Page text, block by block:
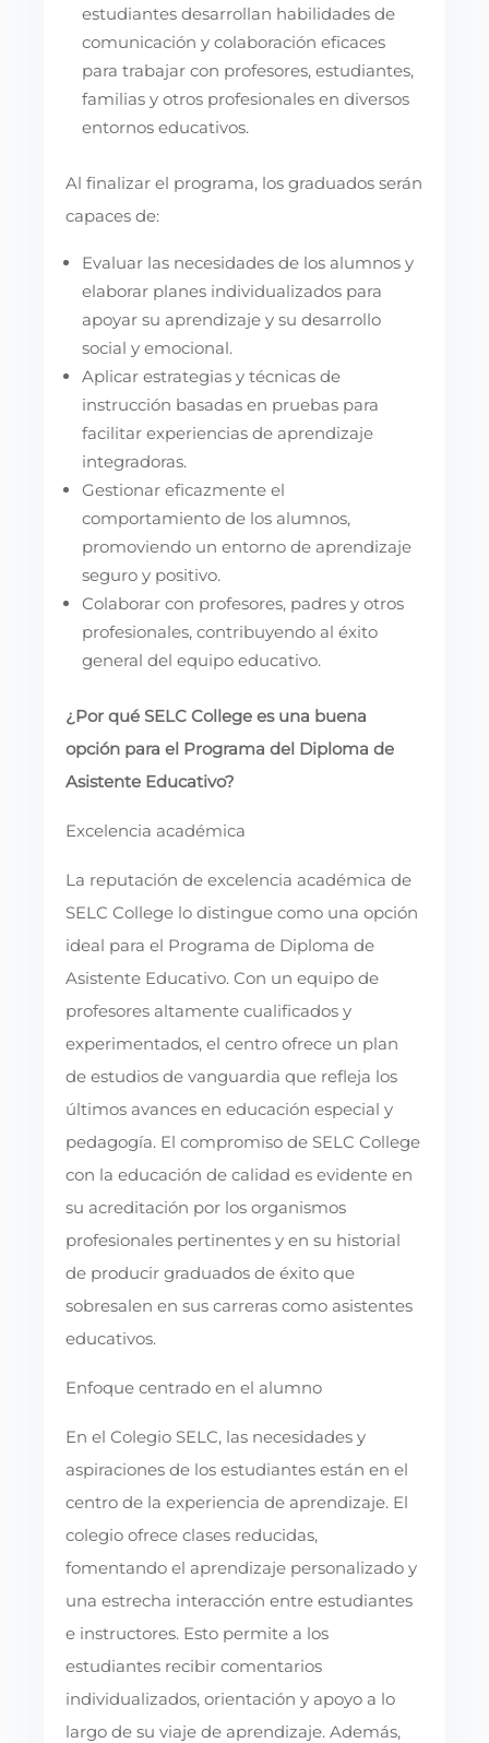
estudiantes desarrollan habilidades de
comunicación y colaboración eficaces
para trabajar con profesores, estudiantes,
familias y otros profesionales en diversos
entornos educativos.
Al finalizar el programa, los graduados serán
capaces de:
Evaluar las necesidades de los alumnos y
elaborar planes individualizados para
apoyar su aprendizaje y su desarrollo
social y emocional.
Aplicar estrategias y técnicas de
instrucción basadas en pruebas para
facilitar experiencias de aprendizaje
integradoras.
Gestionar eficazmente el
comportamiento de los alumnos,
promoviendo un entorno de aprendizaje
seguro y positivo.
Colaborar con profesores, padres y otros
profesionales, contribuyendo al éxito
general del equipo educativo.
¿Por qué SELC College es una buena
opción para el Programa del Diploma de
Asistente Educativo?
Excelencia académica
La reputación de excelencia académica de
SELC College lo distingue como una opción
ideal para el Programa de Diploma de
Asistente Educativo. Con un equipo de
profesores altamente cualificados y
experimentados, el centro ofrece un plan
de estudios de vanguardia que refleja los
últimos avances en educación especial y
pedagogía. El compromiso de SELC College
con la educación de calidad es evidente en
su acreditación por los organismos
profesionales pertinentes y en su historial
de producir graduados de éxito que
sobresalen en sus carreras como asistentes
educativos.
Enfoque centrado en el alumno
En el Colegio SELC, las necesidades y
aspiraciones de los estudiantes están en el
centro de la experiencia de aprendizaje. El
colegio ofrece clases reducidas,
fomentando el aprendizaje personalizado y
una estrecha interacción entre estudiantes
e instructores. Esto permite a los
estudiantes recibir comentarios
individualizados, orientación y apoyo a lo
largo de su viaje de aprendizaje. Además,